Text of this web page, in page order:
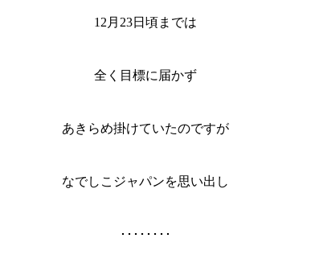
12月23日頃までは
全く目標に届かず
あきらめ掛けていたのですが
なでしこジャパンを思い出し
････････